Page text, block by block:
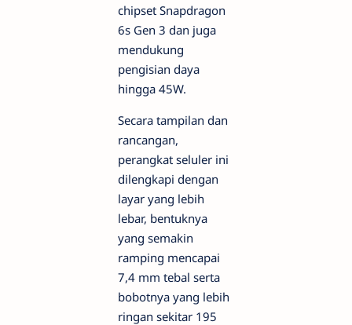
chipset Snapdragon
6s Gen 3 dan juga
mendukung
pengisian daya
hingga 45W.
Secara tampilan dan
rancangan,
perangkat seluler ini
dilengkapi dengan
layar yang lebih
lebar, bentuknya
yang semakin
ramping mencapai
7,4 mm tebal serta
bobotnya yang lebih
ringan sekitar 195